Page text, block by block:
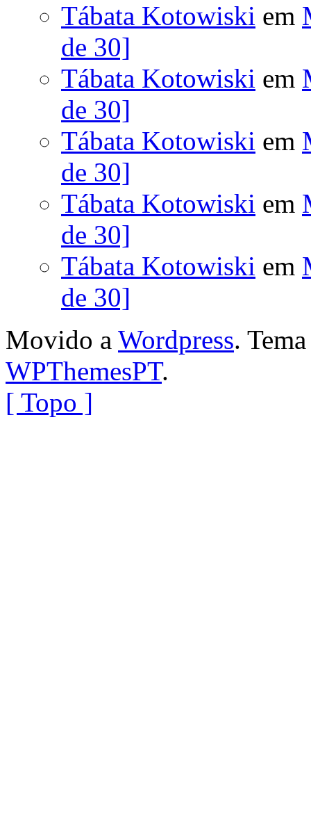
Tábata Kotowiski em
de 30]
Tábata Kotowiski em
de 30]
Tábata Kotowiski em
de 30]
Tábata Kotowiski em
de 30]
Tábata Kotowiski em
de 30]
Movido a Wordpress.
WPThemesPT.
[ Topo ]